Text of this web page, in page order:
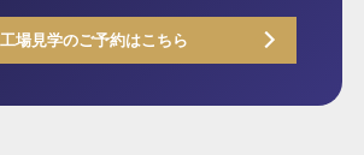
工場見学のご予約はこちら